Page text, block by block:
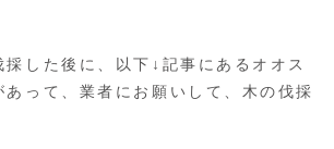
採した後に、以下↓記事にあるオオス
あって、業者にお願いして、木の伐採